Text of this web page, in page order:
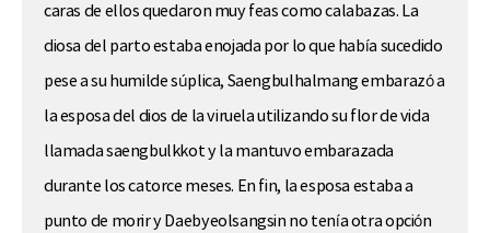
caras de ellos quedaron muy feas como calabazas. La
diosa del parto estaba enojada por lo que había sucedido
pese a su humilde súplica, Saengbulhalmang embarazó a
la esposa del dios de la viruela utilizando su flor de vida
llamada saengbulkkot y la mantuvo embarazada
durante los catorce meses. En fin, la esposa estaba a
punto de morir y Daebyeolsangsin no tenía otra opción